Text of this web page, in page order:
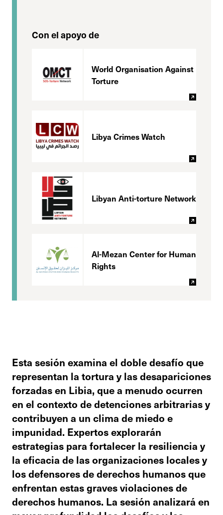
Esta sesión examina el doble desafío que
representan la tortura y las desapariciones
forzadas en Libia, que a menudo ocurren
en el contexto de detenciones arbitrarias y
contribuyen a un clima de miedo e
impunidad. Expertos explorarán
estrategias para fortalecer la resiliencia y
la eficacia de las organizaciones locales y
los defensores de derechos humanos que
enfrentan estas graves violaciones de
derechos humanos. La sesión analizará en
Con el apoyo de
World Organisation Against
Torture
Libya Crimes Watch
Libyan Anti-torture Network
Al-Mezan Center for Human
Rights